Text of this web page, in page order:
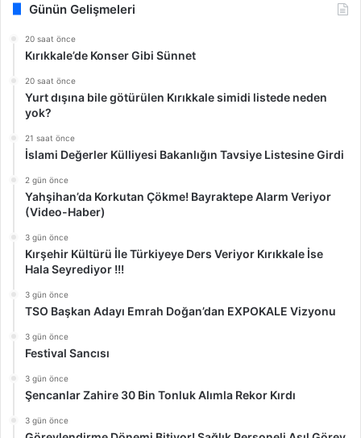
Günün Gelişmeleri
20 saat önce
Kırıkkale’de Konser Gibi Sünnet
20 saat önce
Yurt dışına bile götürülen Kırıkkale simidi listede neden
yok?
21 saat önce
İslami Değerler Külliyesi Bakanlığın Tavsiye Listesine Girdi
2 gün önce
Yahşihan’da Korkutan Çökme! Bayraktepe Alarm Veriyor
(Video-Haber)
3 gün önce
Kırşehir Kültürü İle Türkiyeye Ders Veriyor Kırıkkale İse
Hala Seyrediyor !!!
3 gün önce
TSO Başkan Adayı Emrah Doğan’dan EXPOKALE Vizyonu
3 gün önce
Festival Sancısı
3 gün önce
Şencanlar Zahire 30 Bin Tonluk Alımla Rekor Kırdı
3 gün önce